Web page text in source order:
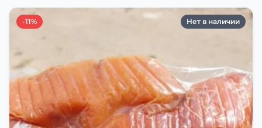
-11% Нет в наличии